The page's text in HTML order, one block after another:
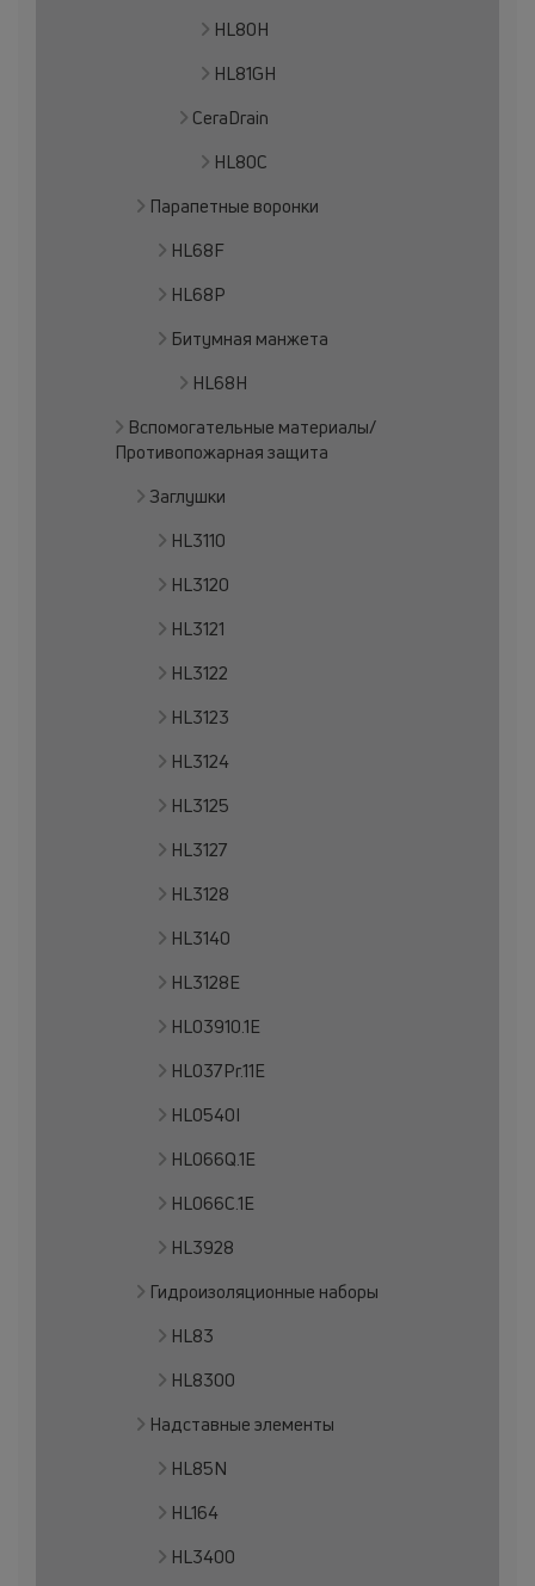
HL80H
HL81GH
CeraDrain
HL80C
Парапетные воронки
HL68F
HL68P
Битумная манжета
HL68H
Вспомогательные материалы/
Противопожарная защита
Заглушки
HL3110
HL3120
HL3121
HL3122
HL3123
HL3124
HL3125
HL3127
HL3128
HL3140
HL3128E
HL03910.1E
HL037Pr.11E
HL0540I
HL066Q.1E
HL066C.1E
HL3928
Гидроизоляционные наборы
HL83
HL8300
Надставные элементы
HL85N
HL164
HL3400